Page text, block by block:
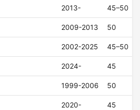
2013- 45–50
2009-2013 50
2002-2025 45–50
2024- 45
1999-2006 50
2020- 45